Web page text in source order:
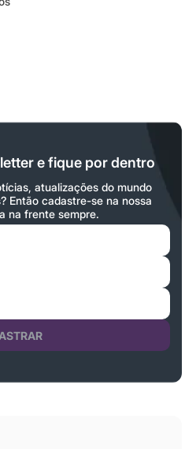
e fique por dentro
atualizações do mundo
Então cadastre-se na nossa
na frente sempre.